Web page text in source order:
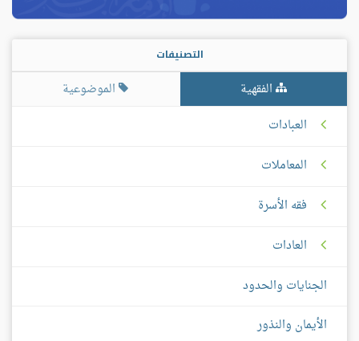
التصنيفات
الفقهية
الموضوعية
العبادات
المعاملات
فقه الأسرة
العادات
الجنايات والحدود
الأيمان والنذور